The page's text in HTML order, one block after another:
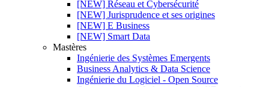
[NEW] Réseau et Cybersécurité
[NEW] Jurisprudence et ses origines
[NEW] E Business
[NEW] Smart Data
Mastères
Ingénierie des Systèmes Emergents
Business Analytics & Data Science
Ingénierie du Logiciel - Open Source